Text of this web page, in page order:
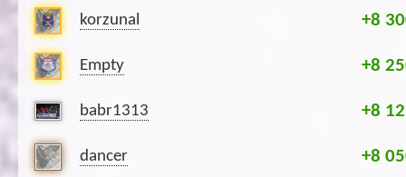
korzunal +8
Empty +8
babr1313 +8
dancer +8